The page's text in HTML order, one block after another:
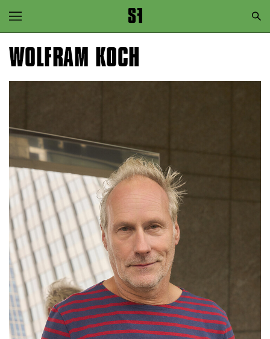
Zur Hauptnavigation springen
Zum Hauptinhalt springen
WOLFRAM KOCH